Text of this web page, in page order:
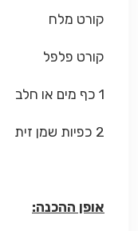
קורט מלח
קורט פלפל
1 כף מים או חלב
2 כפיות שמן זית
אופן ההכנה: